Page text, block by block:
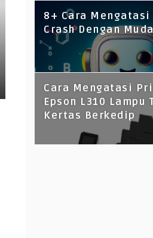
8+ Cara
Crash Dengan
Cara Mengatasi
Epson L310 Lampu
Kertas Berkedip